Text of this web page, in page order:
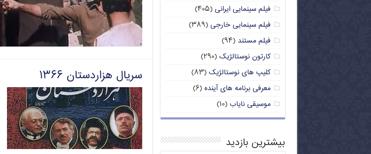
سریال هزاردستان ۱۳۶۶
فیلم سینمایی ایرانی (۴۰۵)
فیلم سینمایی خارجی (۳۸۹)
فیلم مستند (۹۴)
کارتون نوستالژیک (۲۹۰)
کلیپ های نوستالژیک (۸۳)
معرفی برنامه های آینده (۶)
موسیقی نایاب (۱۰)
بیشترین بازدید